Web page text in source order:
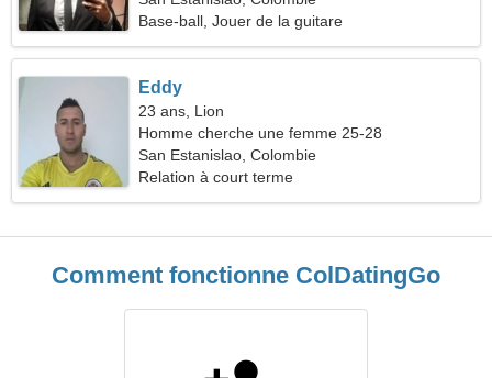
Base-ball, Jouer de la guitare
Eddy
23 ans, Lion
Homme cherche une femme 25-28
San Estanislao, Colombie
Relation à court terme
Comment fonctionne ColDatingGo